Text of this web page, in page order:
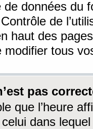
de données du
de
haut des
modifier tous
pas
que l’heure
dans